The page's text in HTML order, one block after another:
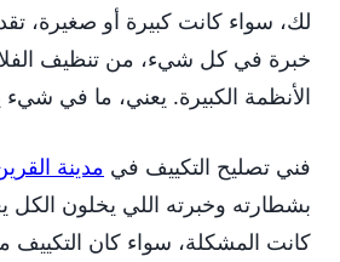
لك، سواء كانت كبيرة أو صغيرة،
خبرة في كل شيء، من تنظيف
الأنظمة الكبيرة. يعني، ما في
فني تصليح التكييف في مدينة
بشطارته وخبرته اللي يخلون الكل
كانت المشكلة، سواء كان التكييف